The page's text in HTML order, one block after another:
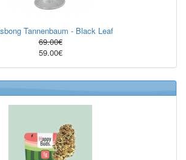
Tannenbaum - Black Leaf
69.00€
59.00€